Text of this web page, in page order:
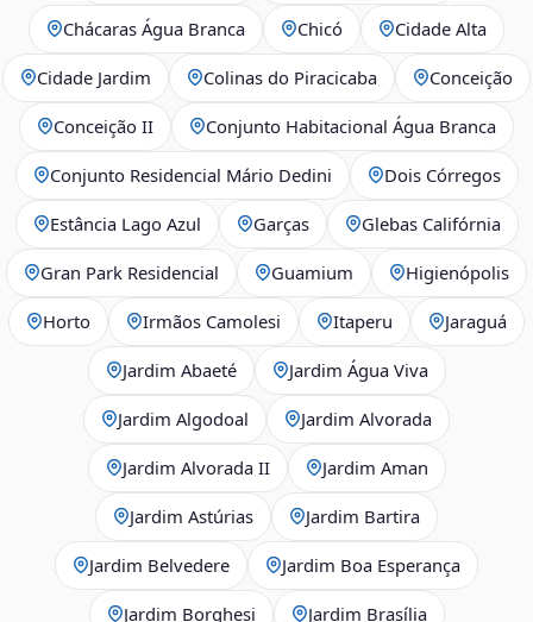
Chácaras Água Branca Chicó Cidade Alta
Cidade Jardim Colinas do Piracicaba Conceição
Conceição II Conjunto Habitacional Água Branca
Conjunto Residencial Mário Dedini Dois Córregos
Estância Lago Azul Garças Glebas Califórnia
Gran Park Residencial Guamium Higienópolis
Horto Irmãos Camolesi Itaperu Jaraguá
Jardim Abaeté Jardim Água Viva
Jardim Algodoal Jardim Alvorada
Jardim Alvorada II Jardim Aman
Jardim Astúrias Jardim Bartira
Jardim Belvedere Jardim Boa Esperança
Jardim Borghesi Jardim Brasília